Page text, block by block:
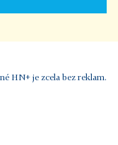
HN+ je zcela bez reklam.